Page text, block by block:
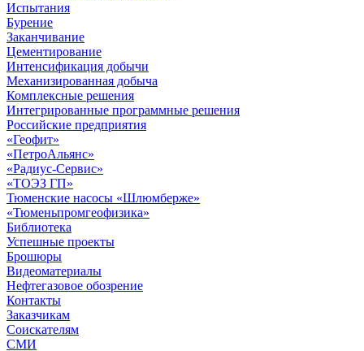
Испытания
Бурение
Заканчивание
Цементирование
Интенсификация добычи
Механизированная добыча
Комплексные решения
Интегрированные программные решения
Российские предприятия
«Геофит»
«ПетроАльянс»
«Радиус-Сервис»
«ТОЭЗ ГП»
Тюменские насосы «Шлюмберже»
«Тюменьпромгеофизика»
Библиотека
Успешные проекты
Брошюры
Видеоматериалы
Нефтегазовое обозрение
Контакты
Заказчикам
Соискателям
СМИ